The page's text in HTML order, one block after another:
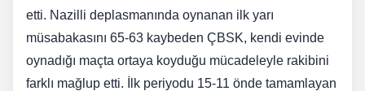
etti. Nazilli deplasmanında oynanan ilk yarı
müsabakasını 65-63 kaybeden ÇBSK, kendi evinde
oynadığı maçta ortaya koyduğu mücadeleyle rakibini
farklı mağlup etti. İlk periyodu 15-11 önde tamamlayan